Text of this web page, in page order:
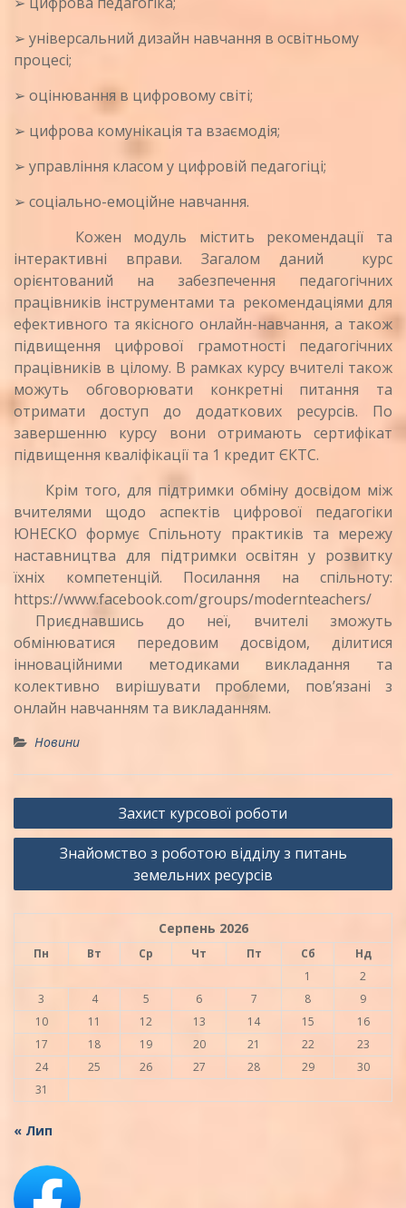
➢ універсальний дизайн навчання в освітньому
процесі;
➢ оцінювання в цифровому світі;
➢ цифрова комунікація та взаємодія;
➢ управління класом у цифровій педагогіці;
➢ соціально-емоційне навчання.
Кожен модуль містить рекомендації та
інтерактивні вправи. Загалом даний курс
орієнтований на забезпечення педагогічних
працівників інструментами та рекомендаціями для
ефективного та якісного онлайн-навчання, а також
підвищення цифрової грамотності педагогічних
працівників в цілому. В рамках курсу вчителі також
можуть обговорювати конкретні питання та
отримати доступ до додаткових ресурсів. По
завершенню курсу вони отримають сертифікат
підвищення кваліфікації та 1 кредит ЄКТС.
Крім того, для підтримки обміну досвідом між
вчителями щодо аспектів цифрової педагогіки
ЮНЕСКО формує Спільноту практиків та мережу
наставництва для підтримки освітян у розвитку
їхніх компетенцій. Посилання на спільноту:
https://www.facebook.com/groups/modernteachers/
Приєднавшись до неї, вчителі зможуть
обмінюватися передовим досвідом, ділитися
інноваційними методиками викладання та
колективно вирішувати проблеми, пов’язані з
онлайн навчанням та викладанням.
Новини
Навігація
записів
Захист курсової роботи
Знайомство з роботою відділу з питань
земельних ресурсів
Серпень 2026
Пн Вт Ср Чт Пт Сб
Нд
1
2
3
4 5 6 7 8
9
10
11 12 13 14 15
16
17
18 19 20 21 22
23
24
25 26 27 28 29
30
31
« Лип